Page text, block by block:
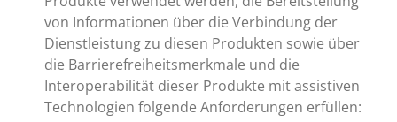
von Informationen über die Verbindung der
Dienstleistung zu diesen Produkten sowie über
die Barrierefreiheitsmerkmale und die
Interoperabilität dieser Produkte mit assistiven
Technologien folgende Anforderungen erfüllen: